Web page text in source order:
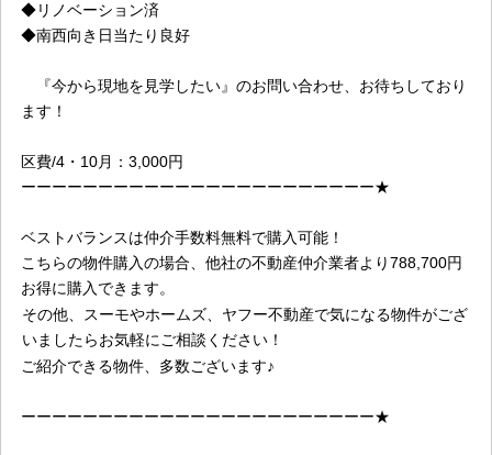
◆リノベーション済
◆南西向き日当たり良好
『今から現地を見学したい』のお問い合わせ、お待ちしており
ます！
区費/4・10月：3,000円
ーーーーーーーーーーーーーーーーーーーーーーー★
ベストバランスは仲介手数料無料で購入可能！
こちらの物件購入の場合、他社の不動産仲介業者より788 ,700円
お得に購入できます。
その他、スーモやホームズ、ヤフー不動産で気になる物件がござ
いましたらお気軽にご相談ください！
ご紹介できる物件、多数ございます♪
ーーーーーーーーーーーーーーーーーーーーーーー★